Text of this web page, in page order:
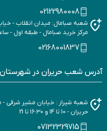
02122980008
شعبه صبامال: میدان انقلاب -
مرکز خرید صبامال - طبقه اول - ساعات کاری ۱۰
02168001837
آدرس شعب حریران در شهرستان
شعبه شیراز : خیابان مشیر
حریران - 10 تا 14 و 16:30 تا 21
07132329715